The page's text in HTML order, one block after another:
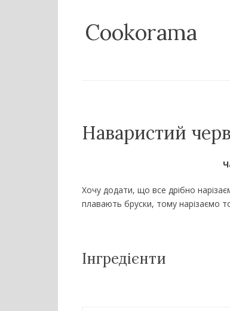
contentCookorama
Наваристий
Хочу додати, що все дрібно
плавають бруски, тому нарізаємо
Інгредієнти